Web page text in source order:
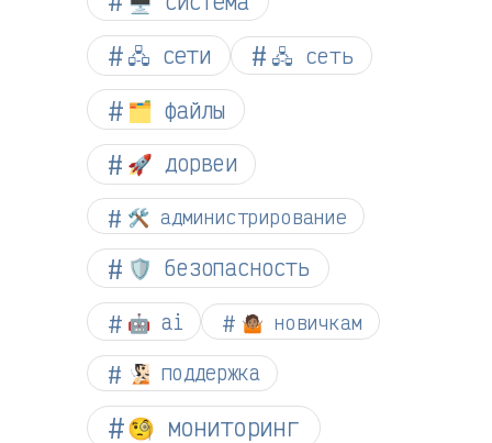
🖧 сети
🖧 сеть
🗂️ файлы
🚀 дорвеи
🛠️ администрирование
🛡️ безопасность
🤖 ai 🤷🏽 новичкам
🧏🏻 поддержка
🧐 мониторинг